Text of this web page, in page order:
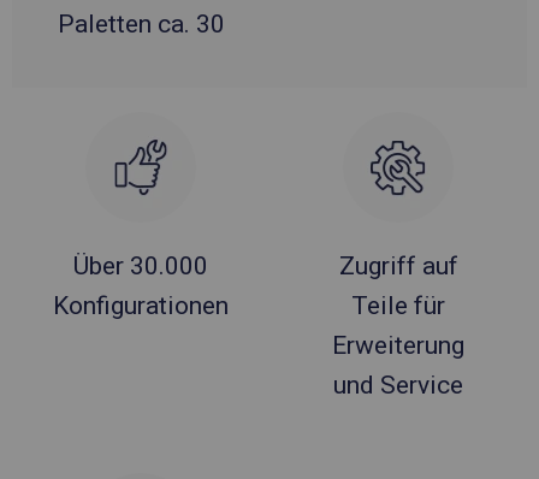
Paletten ca. 30
Über 30.000
Konfigurationen
Zugriff auf
Teile für
Erweiterung
und Service